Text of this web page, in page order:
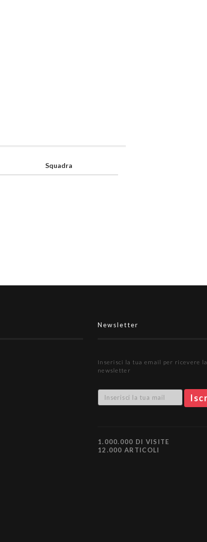
Squadra
Newsletter
Inserisci la tua email per ricevere la
newsletter
1.000.000 DI VISITE
12.000 ARTICOLI